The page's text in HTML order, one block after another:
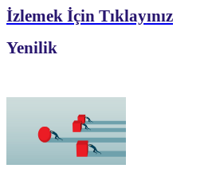
İzlemek İçin Tıklayınız
Yenilik